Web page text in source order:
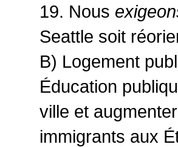
19. Nous
Seattle soit
B) Logement
Éducation
ville et
immigrants aux